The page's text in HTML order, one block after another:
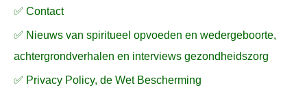
✅ Contact
✅ Nieuws van spiritueel opvoeden en wedergeboorte,
achtergrondverhalen en interviews gezondheidszorg
✅ Privacy Policy, de Wet Bescherming